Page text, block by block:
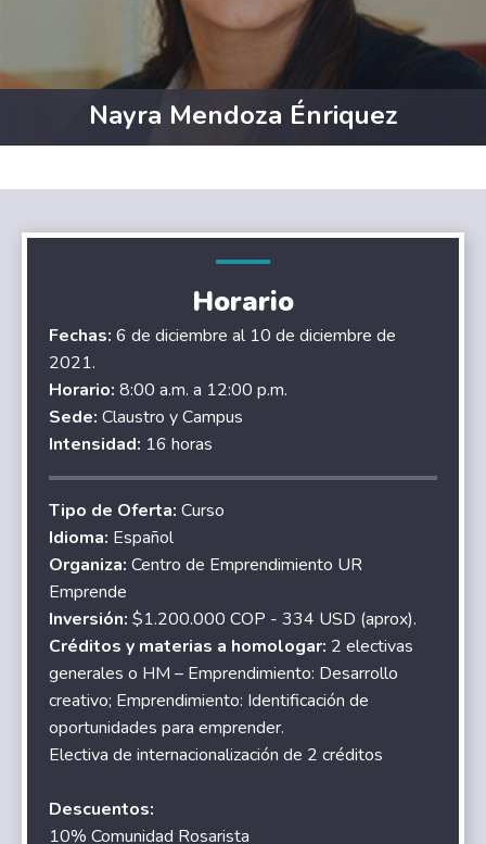
Nayra Mendoza Énriquez
Horario
Fechas: 6 de diciembre al 10 de diciembre de
2021.
Horario:8:00 a.m. a 12:00 p.m.
Sede:Claustro y Campus
Intensidad: 16 horas
Tipo de Oferta: Curso
Idioma: Español
Organiza: Centro de Emprendimiento UR
Emprende
Inversión:$1.200.000 COP - 334 USD (aprox).
Créditos y materias a homologar: 2 electivas
generales o HM – Emprendimiento: Desarrollo
creativo; Emprendimiento: Identificación de
oportunidades para emprender.
Electiva de internacionalización de 2 créditos
Descuentos:
10% Comunidad Rosarista